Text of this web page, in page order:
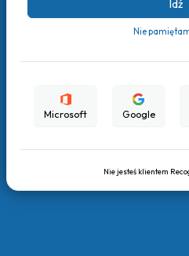
Nie
Microsoft Google
Nie jesteś klientem